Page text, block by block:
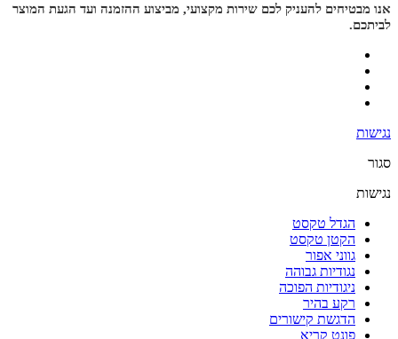
אנו מבטיחים להעניק לכם שירות מקצועי, מביצוע ההזמנה ועד הגעת המוצר
לביתכם.
נגישות
סגור
נגישות
הגדל טקסט
הקטן טקסט
גווני אפור
נגודיות גבוהה
ניגודיות הפוכה
רקע בהיר
הדגשת קישורים
פונט קריא